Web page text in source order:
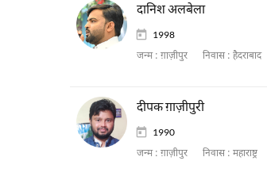
दानिश अलबेला
1998
जन्म : ग़ाज़ीपुर निवास : हैदराबाद
दीपक ग़ाज़ीपुरी
1990
जन्म : ग़ाज़ीपुर निवास : महाराष्ट्र